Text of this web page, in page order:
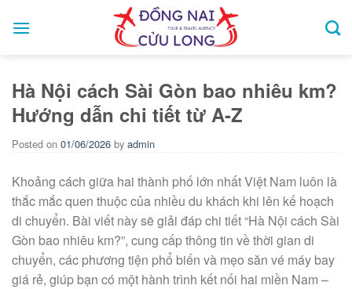
Hà Nội cách Sài Gòn bao nhiêu km?
Hướng dẫn chi tiết từ A-Z
Posted on 01/06/2026 by admin
Khoảng cách giữa hai thành phố lớn nhất Việt Nam luôn là
thắc mắc quen thuộc của nhiều du khách khi lên kế hoạch
di chuyển. Bài viết này sẽ giải đáp chi tiết “Hà Nội cách Sài
Gòn bao nhiêu km?”, cung cấp thông tin về thời gian di
chuyển, các phương tiện phổ biến và mẹo săn vé máy bay
giá rẻ, giúp bạn có một hành trình kết nối hai miền Nam –